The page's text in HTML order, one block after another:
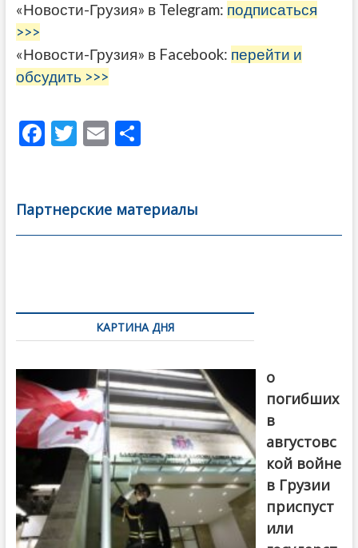
«Новости-Грузия» в Telegram: подписаться
>>>
«Новости-Грузия» в Facebook: перейти и
обсудить >>>
F
b
o
T
er
E
l
О
а
в
Партнерские материалы
по
записямКАРТИНА ДНЯ
о
погибших
в
августовс
кой войне
в Грузии
приспуст
или